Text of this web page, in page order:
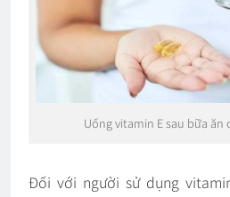
Uống vitamin E sau bữa ăn
Đối với người sử dụng